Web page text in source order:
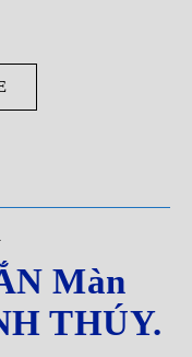
Màn
THÚY.